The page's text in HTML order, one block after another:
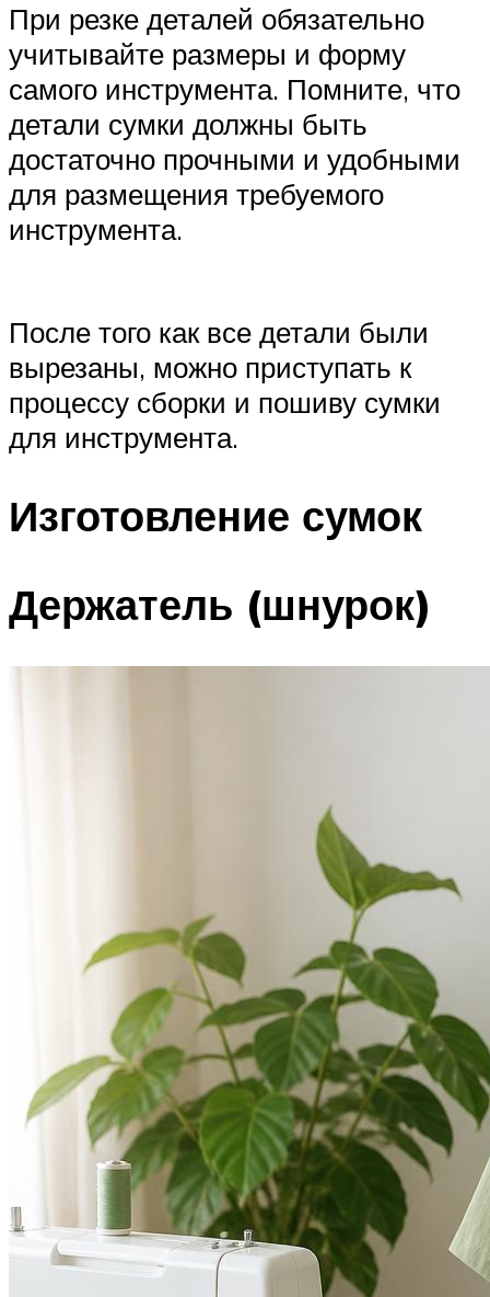
При резке деталей обязательно
учитывайте размеры и форму
самого инструмента. Помните, что
детали сумки должны быть
достаточно прочными и удобными
для размещения требуемого
инструмента.
После того как все детали были
вырезаны, можно приступать к
процессу сборки и пошиву сумки
для инструмента.
Изготовление сумок
Держатель (шнурок)